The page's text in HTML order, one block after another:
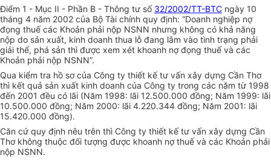
Điểm 1 - Mục II - Phần B - Thông tư số 32/2002/TT-BTC ngày 10
tháng 4 năm 2002 của Bộ Tài chính quy định: “Doanh nghiệp nợ
đọng thuế các Khoản phải nộp NSNN nhưng không có khả năng
nộp do sản xuất, kinh doanh thua lỗ đang lâm vào tình trạng phải
giải thể, phá sản thì được xem xét khoanh nợ đọng thuế và các
Khoản phải nộp NSNN”.
Qua kiểm tra hồ sơ của Công ty thiết kế tư vấn xây dựng Cần Thơ
thì kết quả sản xuất kinh doanh của Công ty trong các năm từ 1998
đến 2001 đều có lãi (Năm 1998: lãi 12.500.000 đồng; Năm 1999: lãi
10.500.000 đồng; Năm 2000: lãi 4.220.344 đồng; Năm 2001: lãi
15.420.000 đồng).
Căn cứ quy định nêu trên thì Công ty thiết kế tư vấn xây dựng Cần
Thơ không thuộc đối tượng được khoanh nợ thuế và các Khoản phải
nộp NSNN.